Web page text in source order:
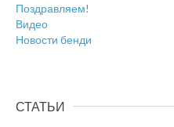
Поздравляем!
Видео
Новости бенди
СТАТЬИ